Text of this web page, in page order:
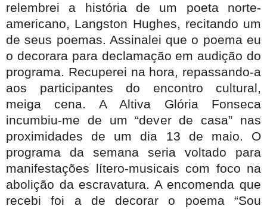
relembrei a história de um poeta norte-
americano, Langston Hughes, recitando um
de seus poemas. Assinalei que o poema eu
o decorara para declamação em audição do
programa. Recuperei na hora, repassando-a
aos participantes do encontro cultural,
meiga cena. A Altiva Glória Fonseca
incumbiu-me de um “dever de casa” nas
proximidades de um dia 13 de maio. O
programa da semana seria voltado para
manifestações lítero-musicais com foco na
abolição da escravatura. A encomenda que
recebi foi a de decorar o poema “Sou